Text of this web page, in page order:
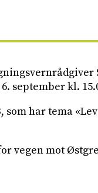
september kl.
har tema
vegen mot